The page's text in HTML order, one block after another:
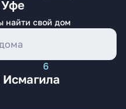
Уфе
найти свой дом
6